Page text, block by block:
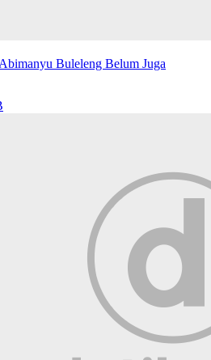
Buleleng Belum Juga